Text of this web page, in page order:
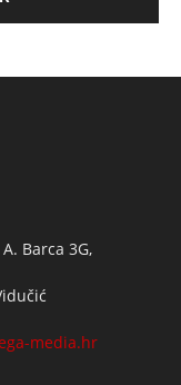
Barca 3G,
media.hr